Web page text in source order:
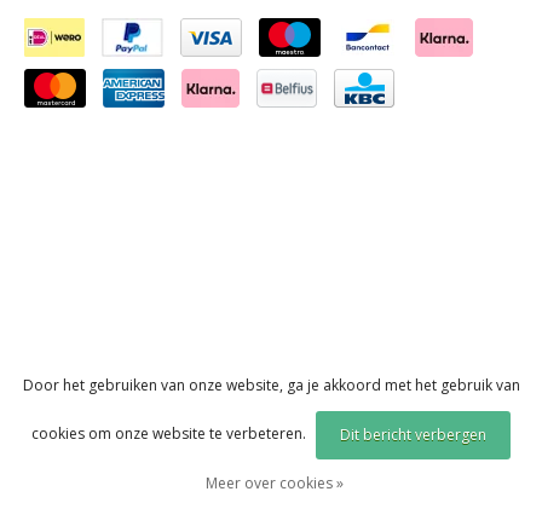
Door het gebruiken van onze website, ga je akkoord met het gebruik van
cookies om onze website te verbeteren. Dit bericht verbergen
Meer over cookies »